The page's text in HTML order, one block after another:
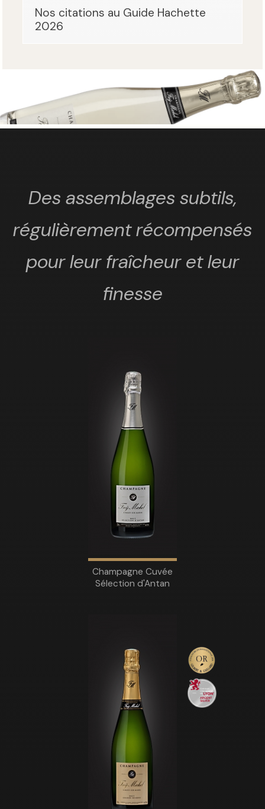
Nos citations au Guide Hachette
2026
Des assemblages subtils,
régulièrement récompensés
pour leur fraîcheur et leur
finesse
Champagne Cuvée
Sélection d'Antan